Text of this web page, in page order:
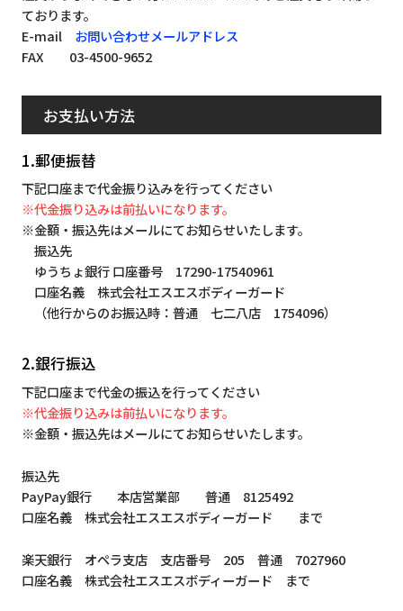
ております。
E-mail お問い合わせメールアドレス
FAX 03-4500-9652
お支払い方法
1.郵便振替
下記口座まで代金振り込みを行ってください
※代金振り込みは前払いになります。
※金額・振込先はメールにてお知らせいたします。
振込先
ゆうちょ銀行 口座番号 17290-17540961
口座名義 株式会社エスエスボディーガード
（他行からのお振込時：普通 七二八店 1754096）
2.銀行振込
下記口座まで代金の振込を行ってください
※代金振り込みは前払いになります。
※金額・振込先はメールにてお知らせいたします。
振込先
PayPay銀行 本店営業部 普通 8125492
口座名義 株式会社エスエスボディーガード まで
楽天銀行 オペラ支店 支店番号 205 普通 7027960
口座名義 株式会社エスエスボディーガード まで